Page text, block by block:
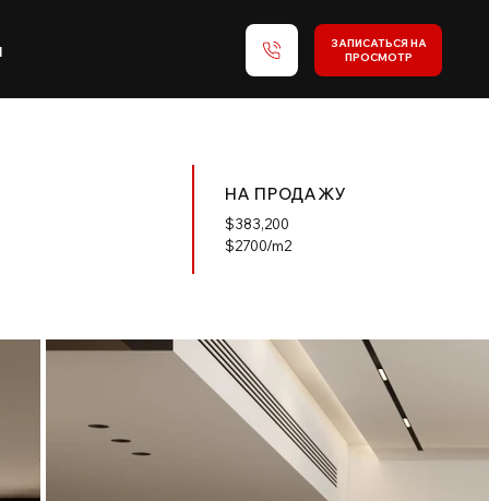
ЗАПИСАТЬСЯ НА
ПРОСМОТР
НА ПРОДАЖУ
$383,200
$2700/m2